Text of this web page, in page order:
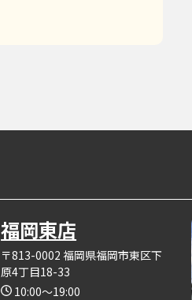
福岡東店
〒813-0002 福岡県福岡市東区下
原4丁目18-33
10:00～19:00